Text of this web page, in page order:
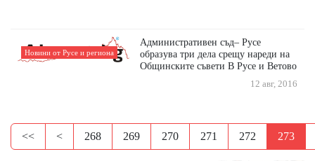
Новини от Русе и региона
Административен съд– Русе
образува три дела срещу нареди на
Общинските съвети В Русе и Ветово
12 авг, 2016
<< < 268 269 270 271 272 273